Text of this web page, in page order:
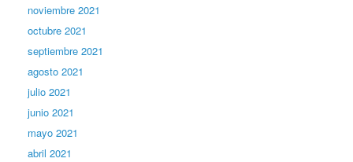
noviembre 2021
octubre 2021
septiembre 2021
agosto 2021
julio 2021
junio 2021
mayo 2021
abril 2021